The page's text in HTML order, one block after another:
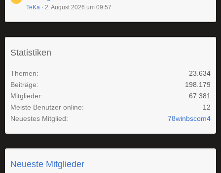
TeKa 2. August 2026 um 09:57
Statistiken
Themen
23.634
Beiträge
198.179
Mitglieder
67.381
Meiste Benutzer online
12
Neuestes Mitglied
78winbscom4
Neueste Mitglieder